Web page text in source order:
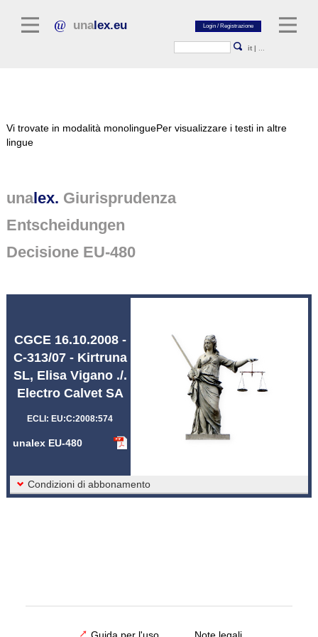
unalex.eu
it |
Testi normativi
Giurisprudenza
Vi trovate in modalità monolinguePer visualizzare i testi in altre
lingue
unalex. Giurisprudenza
Entscheidungen
Decisione EU-480
CGCE 16.10.2008 -
C-313/07 - Kirtruna
SL, Elisa Vigano ./.
Electro Calvet SA
ECLI: EU:C:2008:574
unalex EU-480
Condizioni di abbonamento
Guida per l'uso Note legali